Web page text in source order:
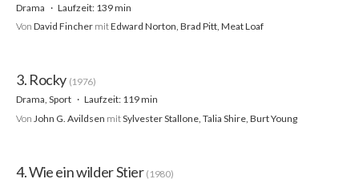
Drama
Laufzeit: 139 min
Von David Fincher mitEdward Norton, Brad Pitt, Meat Loaf
3. Rocky (1976)
Drama, Sport
Laufzeit: 119 min
Von John G. Avildsen mitSylvester Stallone, Talia Shire, Burt Young
4. Wie ein wilder Stier (1980)